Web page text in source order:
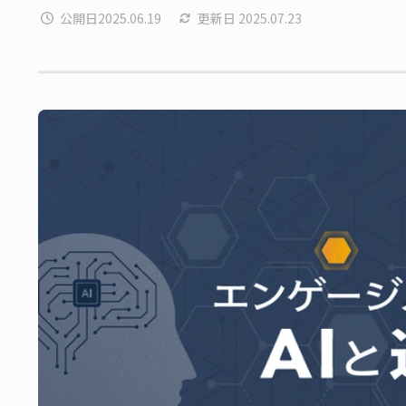
公開日2025.06.19 更新日 2025.07.23